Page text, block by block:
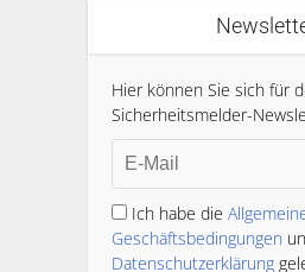
Hier können Sie sich für
Sicherheitsmelder-
Ich habe die
Geschäftsbedingungen
Datenschutzerklärung